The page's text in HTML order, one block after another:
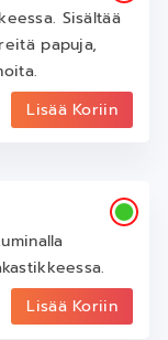
Sisältää
papuja,
Lisää Koriin
Lisää Koriin